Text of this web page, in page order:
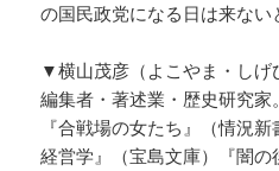
の国民政党になる日は来ない
▼横山茂彦（よこやま・しげ
編集者・著述業・歴史研究
『合戦場の女たち』（情況
経営学』（宝島文庫）『闇